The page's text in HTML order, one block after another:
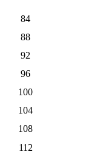
84
88
92
96
100
104
108
112